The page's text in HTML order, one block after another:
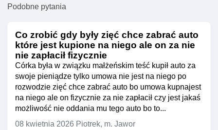
Podobne pytania
Co zrobić gdy były zięć chce zabrać auto
które jest kupione na niego ale on za nie
nie zapłacił fizycznie
Córka była w związku małżeńskim teść kupił auto za
swoje pieniądze tylko umowa nie jest na niego po
rozwodzie zięć chce zabrać auto bo umowa kupnajest
na niego ale on fizycznie za nie zapłacił czy jest jakaś
możliwość nie oddania mu tego auto bo to...
08 kwietnia 2026 Piotrek, m. Jawor